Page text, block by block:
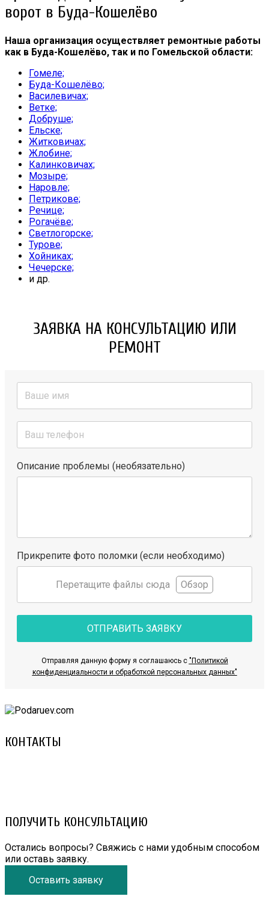
ворот в Буда-Кошелёво
Наша организация осуществляет ремонтные работы
как в Буда-Кошелёво, так и по Гомельской области:
Гомеле;
Буда-Кошелёво;
Василевичах;
Ветке;
Добруше;
Ельске;
Житковичах;
Жлобине;
Калинковичах;
Мозыре;
Наровле;
Петрикове;
Речице;
Рогачёве;
Светлогорске;
Турове;
Хойниках;
Чечерске;
и др.
ЗАЯВКА НА КОНСУЛЬТАЦИЮ ИЛИ
РЕМОНТ
Описание проблемы (необязательно)
Прикрепите фото поломки (если необходимо)
Перетащите файлы сюда Обзор
ОТПРАВИТЬ ЗАЯВКУ
Отправляя данную форму я соглашаюсь с "Политикой
конфиденциальности и обработкой персональных данных"
КОНТАКТЫ
ПОЛУЧИТЬ КОНСУЛЬТАЦИЮ
Остались вопросы? Свяжись с нами удобным способом
или оставь заявку.
Оставить заявку